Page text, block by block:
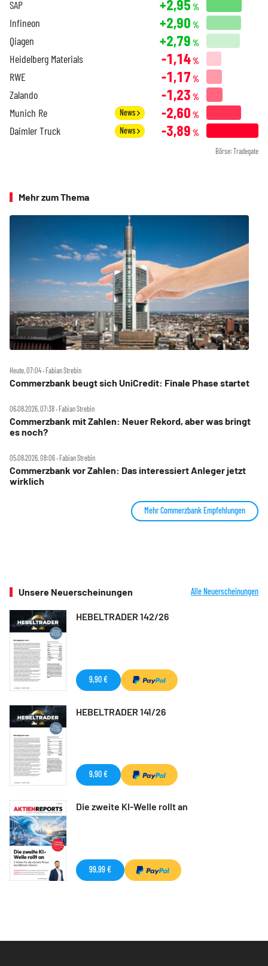
SAP +2,95 %
Infineon +2,90 %
Qiagen +2,79 %
Heidelberg Materials -1,14%
RWE -1,17 %
Zalando -1,23 %
Munich Re News -2,60 %
Daimler Truck News -3,89 %
Börse: Tradegate
Mehr zum Thema
Heute, 07:04 ‧ Fabian Strebin
Commerzbank beugt sich UniCredit: Finale Phase startet
06.08.2026, 07:38 ‧ Fabian Strebin
Commerzbank mit Zahlen: Neuer Rekord, aber was bringt
es noch?
05.08.2026, 08:06 ‧ Fabian Strebin
Commerzbank vor Zahlen: Das interessiert Anleger jetzt
wirklich
Mehr Commerzbank Empfehlungen
Unsere Neuerscheinungen Alle Neuerscheinungen
HEBELTRADER 142/26
9,90 €
HEBELTRADER 141/26
9,90 €
Die zweite KI-Welle rollt an
99,99 €